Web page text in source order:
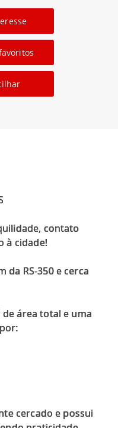
contato
à cidade!
da RS-350 e cerca
de área total e uma
cercado e possui